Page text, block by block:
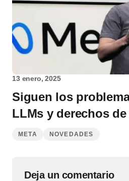
13 enero, 2025
Siguen los
LLMs y derechos
META NOVEDADES
Deja un comentario